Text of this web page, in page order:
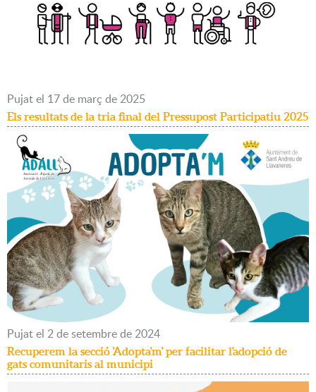
Pujatel 17de març de 2025
Els resultats de la tria final del Pressupost Participatiu 2025
Pujatel 2desetembrede 2024
Recuperem la secció 'Adopta'm' per facilitar l'adopció de
gats comunitaris al municipi